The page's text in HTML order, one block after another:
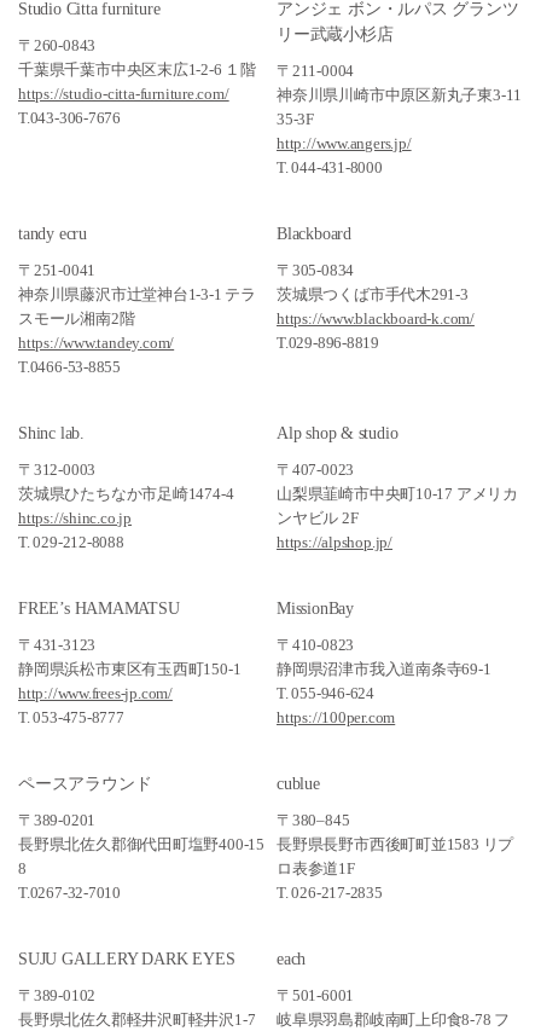
Studio Citta furniture
〒260-0843
千葉県千葉市中央区末広1-2-6 １階
https://studio-citta-furniture.com/
T.043-306-7676
アンジェ ボン・ルパス グランツ
リー武蔵小杉店
〒211-0004
神奈川県川崎市中原区新丸子東3-11
35-3F
http://www.angers.jp/
T. 044-431-8000
tandy ecru
〒251-0041
神奈川県藤沢市辻堂神台1-3-1 テラ
スモール湘南2階
https://www.tandey.com/
T.0466-53-8855
Blackboard
〒305-0834
茨城県つくば市手代木291-3
https://www.blackboard-k.com/
T.029-896-8819
Shinc lab.
〒312-0003
茨城県ひたちなか市足崎1474-4
https://shinc.co.jp
T. 029-212-8088
Alp shop & studio
〒407-0023
山梨県韮崎市中央町10-17 アメリカ
ンヤビル 2F
https://alpshop.jp/
FREE’s HAMAMATSU
〒431-3123
静岡県浜松市東区有玉西町150-1
http://www.frees-jp.com/
T. 053-475-8777
MissionBay
〒410-0823
静岡県沼津市我入道南条寺69-1
T. 055-946-624
https://100per.com
ペースアラウンド
〒389-0201
長野県北佐久郡御代田町塩野400-15
8
T.0267-32-7010
cublue
〒380–845
長野県長野市西後町町並1583 リプ
ロ表参道1F
T. 026-217-2835
SUJU GALLERY DARK EYES
〒389-0102
長野県北佐久郡軽井沢町軽井沢1-7
each
〒501-6001
岐阜県羽島郡岐南町上印食8-78 フ